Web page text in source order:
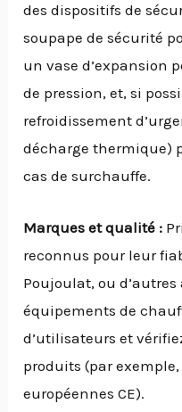
des dispositifs de
soupape de sécurité
un vase d’expansion
de pression, et, si
refroidissement
décharge thermique)
cas de surchauffe.
Marques et qualité :
reconnus pour leur
Poujoulat, ou
équipements de
d’utilisateurs et
produits (par
européennes CE).